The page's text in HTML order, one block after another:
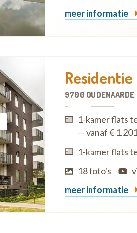
meer informatie
9700 OUDENAARDE
1-kamer flats
—vanaf € 1.201
1-kamer flats
18 foto's
meer informatie